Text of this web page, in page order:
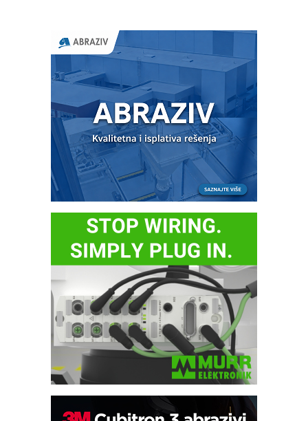
Bezbednost na prvom mestu!